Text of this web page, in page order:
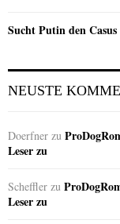
Sucht Putin den
NEUSTE
Doerfner zu
Leser zu
Scheffler zu
Leser zu